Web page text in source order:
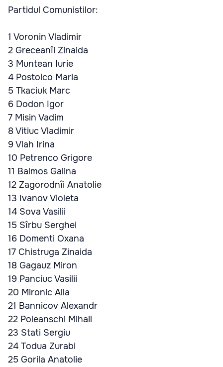
Partidul Comunistilor:
1 Voronin Vladimir
2 Greceanîi Zinaida
3 Muntean Iurie
4 Postoico Maria
5 Tkaciuk Marc
6 Dodon Igor
7 Misin Vadim
8 Vitiuc Vladimir
9 Vlah Irina
10 Petrenco Grigore
11 Balmos Galina
12 Zagorodnîi Anatolie
13 Ivanov Violeta
14 Sova Vasilii
15 Sîrbu Serghei
16 Domenti Oxana
17 Chistruga Zinaida
18 Gagauz Miron
19 Panciuc Vasilii
20 Mironic Alla
21 Bannicov Alexandr
22 Poleanschi Mihail
23 Stati Sergiu
24 Todua Zurabi
25 Gorila Anatolie